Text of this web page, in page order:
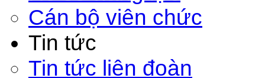
Cán bộ viên chức
Tin tức
Tin tức liên đoàn